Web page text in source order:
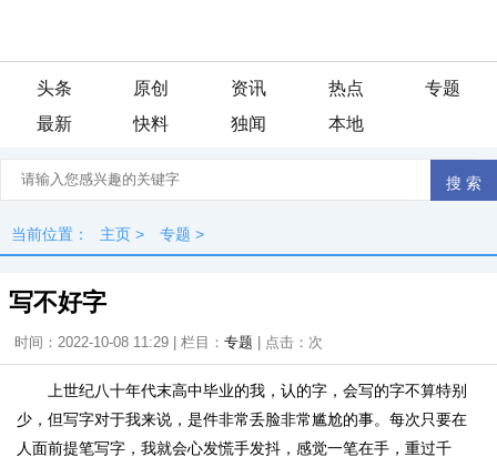
头条 原创 资讯 热点
专题
最新
快料 独闻 本地
当前位置： 主页 > 专题 >
写不好字
时间：2022-10-08 11:29 | 栏目： 专题 | 点击： 次
上世纪八十年代末高中毕业的我，认的字，会写的字不算特别
少，但写字对于我来说，是件非常丢脸非常尴尬的事。每次只要在
人面前提笔写字，我就会心发慌手发抖，感觉一笔在手，重过千